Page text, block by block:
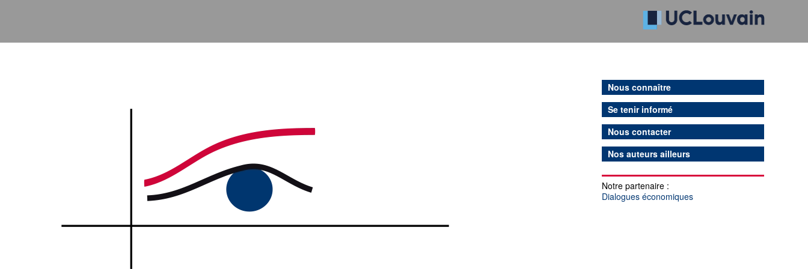
Nous connaître
Se tenir informé
Nous contacter
Nos auteurs ailleurs
Notre partenaire :
Dialogues économiques